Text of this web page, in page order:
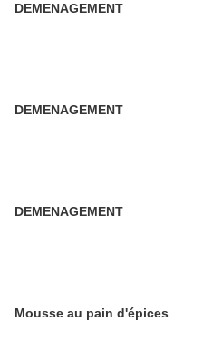
DEMENAGEMENT
DEMENAGEMENT
DEMENAGEMENT
Mousse au pain d'épices